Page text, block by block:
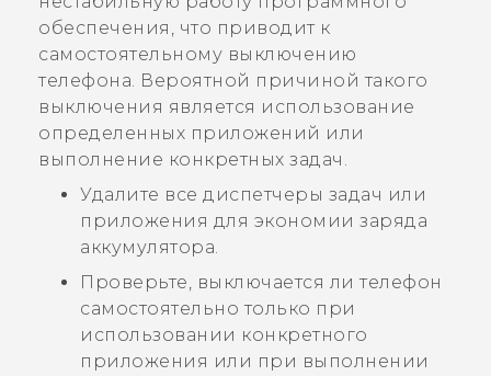
обеспечения, что приводит к
самостоятельному выключению
телефона. Вероятной причиной такого
выключения является использование
определенных приложений или
выполнение конкретных задач.
Удалите все диспетчеры задач или
приложения для экономии заряда
аккумулятора.
Проверьте, выключается ли телефон
самостоятельно только при
использовании конкретного
приложения или при выполнении